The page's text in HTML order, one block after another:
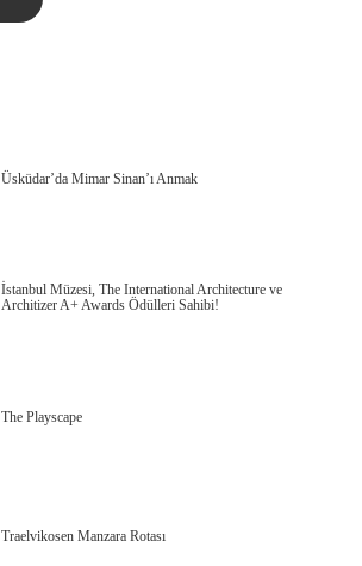
Üsküdar’da Mimar Sinan’ı Anmak
İstanbul Müzesi, The International Architecture ve
Architizer A+ Awards Ödülleri Sahibi!
The Playscape
Traelvikosen Manzara Rotası